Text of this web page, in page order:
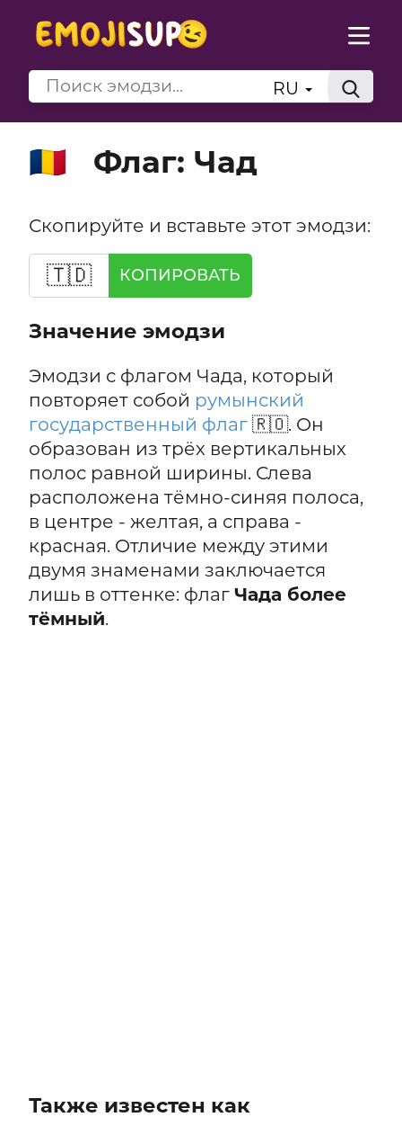
RU
🇹🇩 Флаг: Чад
Скопируйте и вставьте этот эмодзи:
🇹🇩 КОПИРОВАТЬ
Значение эмодзи
Эмодзи с флагом Чада, который
повторяет собой румынский
государственный флаг🇷🇴. Он
образован из трёх вертикальных
полос равной ширины. Слева
расположена тёмно-синяя полоса,
в центре - желтая, а справа -
красная. Отличие между этими
двумя знаменами заключается
лишь в оттенке: флаг Чада более
тёмный.
Также известен как